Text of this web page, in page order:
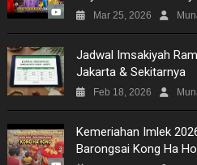
Mar 25, 2026
Jadwal Imsakiyah
Jakarta & Sekitarnya
Feb 18, 2026
Kemeriahan Imlek
Barongsai Kong Ha